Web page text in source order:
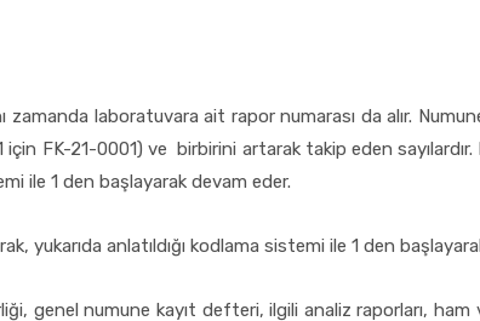
laboratuvara ait rapor numarası da alır.
FK-21-0001) ve birbirini artarak takip eden
ile 1 den başlayarak devam eder.
yukarıda anlatıldığı kodlama sistemi ile 1 den
genel numune kayıt defteri, ilgili analiz raporları, ham